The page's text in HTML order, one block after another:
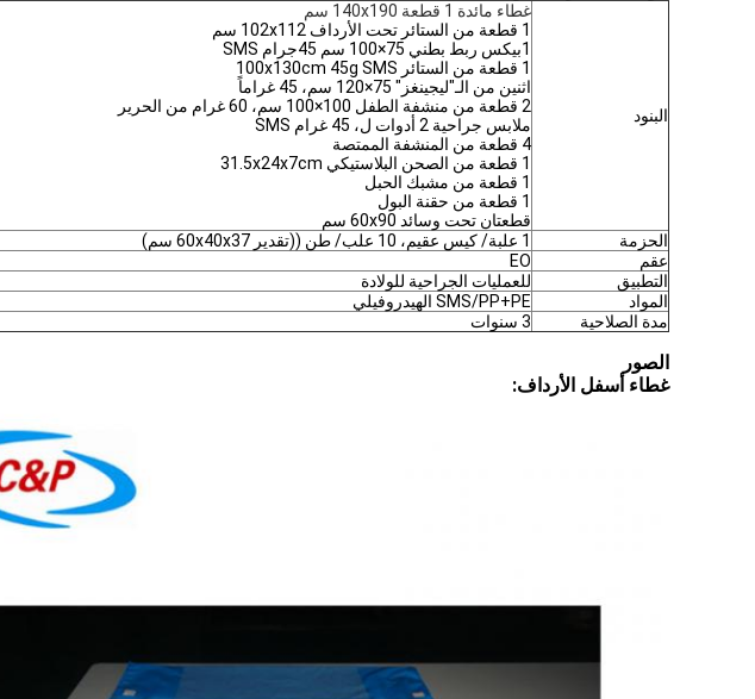
البنود
غطاء مائدة 1 قطعة 140x190 سم
1 قطعة من الستائر تحت الأرداف 102x112 سم
1بيكس ربط بطني 75×100 سم 45جرام SMS
1 قطعة من الستائر 100x130cm 45g SMS
اثنين من الـ"ليجينغز" 75×120 سم، 45 غراماً
2 قطعة من منشفة الطفل 100×100 سم، 60 غرام من الحرير
ملابس جراحية 2 أدوات ل، 45 غرام SMS
4 قطعة من المنشفة الممتصة
1 قطعة من الصحن البلاستيكي 31.5x24x7cm
1 قطعة من مشبك الحبل
1 قطعة من حقنة البول
قطعتان تحت وسائد 60x90 سم
الحزمة
1 علبة/ كيس عقيم، 10 علب/ طن ((تقدير 60x40x37 سم)
عقم
EO
التطبيق
للعمليات الجراحية للولادة
المواد
SMS/PP+PE الهيدروفيلي
مدة الصلاحية
3 سنوات
الصور
غطاء أسفل الأرداف: